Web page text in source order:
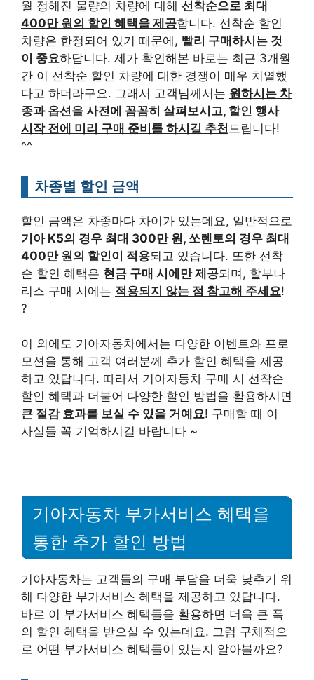
월 정해진 물량의 차량에 대해 선착순으로 최대
400만 원의 할인 혜택을 제공합니다. 선착순 할인
차량은 한정되어 있기 때문에, 빨리 구매하시는 것
이 중요하답니다. 제가 확인해본 바로는 최근 3개월
간 이 선착순 할인 차량에 대한 경쟁이 매우 치열했
다고 하더라구요. 그래서 고객님께서는 원하시는 차
종과 옵션을 사전에 꼼꼼히 살펴보시고, 할인 행사
시작 전에 미리 구매 준비를 하시길 추천 드립니다!
^^
차종별 할인 금액
할인 금액은 차종마다 차이가 있는데요, 일반적으로
기아 K5의 경우 최대 300만 원, 쏘렌토의 경우 최대
400만 원의 할인이 적용되고 있습니다. 또한 선착
순 할인 혜택은 현금 구매 시에만 제공되며, 할부나
리스 구매 시에는 적용되지 않는 점 참고해 주세요!
?
이 외에도 기아자동차에서는 다양한 이벤트와 프로
모션을 통해 고객 여러분께 추가 할인 혜택을 제공
하고 있답니다. 따라서 기아자동차 구매 시 선착순
할인 혜택과 더불어 다양한 할인 방법을 활용하시면
큰 절감 효과를 보실 수 있을 거예요! 구매할 때 이
사실들 꼭 기억하시길 바랍니다 ~
기아자동차 부가서비스 혜택을
통한 추가 할인 방법
기아자동차는 고객들의 구매 부담을 더욱 낮추기 위
해 다양한 부가서비스 혜택을 제공하고 있답니다.
바로 이 부가서비스 혜택들을 활용하면 더욱 큰 폭
의 할인 혜택을 받으실 수 있는데요. 그럼 구체적으
로 어떤 부가서비스 혜택들이 있는지 알아볼까요?